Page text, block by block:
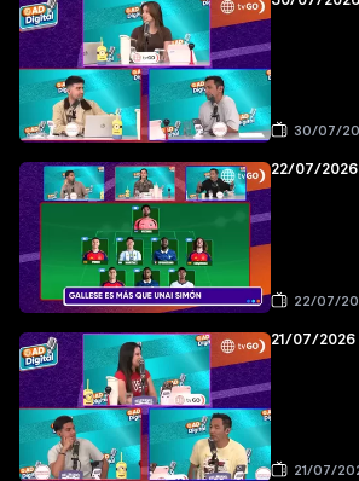
30/07/
22/07/2026
22/07/
21/07/2026
21/07/